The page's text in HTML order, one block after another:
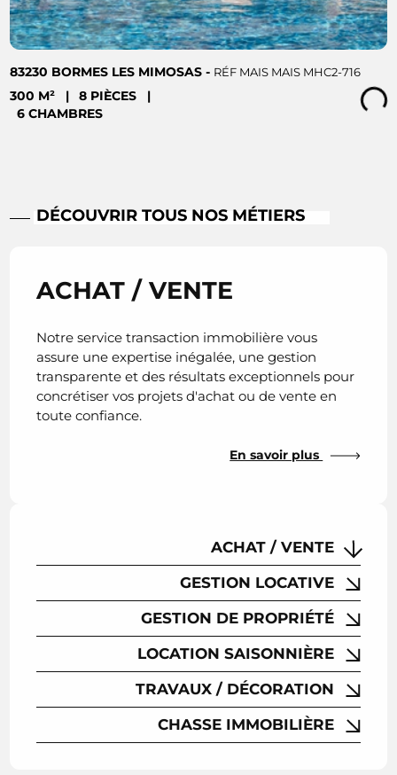
83230 BORMES LES MIMOSAS - RÉF MAIS MAIS MHC2-716
300 M² | 8 PIÈCES
|
6 CHAMBRES
Loading...
DÉCOUVRIR TOUS NOS MÉTIERS
ACHAT / VENTE
Notre service transaction immobilière vous
assure une expertise inégalée, une gestion
transparente et des résultats exceptionnels pour
concrétiser vos projets d'achat ou de vente en
toute confiance.
En savoir plus
ACHAT / VENTE
GESTION LOCATIVE
GESTION DE PROPRIÉTÉ
LOCATION SAISONNIÈRE
TRAVAUX / DÉCORATION
CHASSE IMMOBILIÈRE